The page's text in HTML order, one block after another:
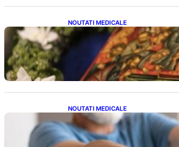
NOUTATI MEDICALE
Postul Adormirii Maicii
Superstiții și Implicații
NOUTATI MEDICALE
Îmbunătățirea sănătății
Patru exerciții simple
tensiunii arteriale la